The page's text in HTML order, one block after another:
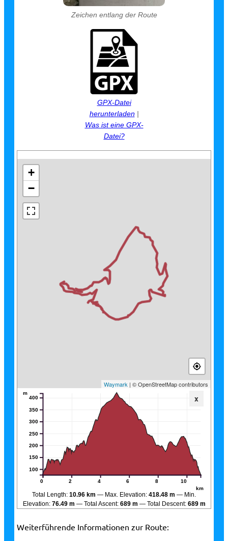
Zeichen entlang der Route
GPX-Datei
herunterladen|
Was ist eine GPX-
Datei?
+
−
Waymark | © OpenStreetMap contributors
x
0 2 4 6 8 10
km
100
150
200
250
300
350
400
m
Total Length: 10.96 km Max. Elevation: 418.48 m
Min.
Elevation: 76.49 m Total Ascent: 689 m Total Descent: 689 m
Weiterführende Informationen zur Route: